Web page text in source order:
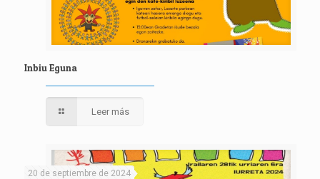
Inbiu Eguna
Leer más
20 de septiembre de 2024